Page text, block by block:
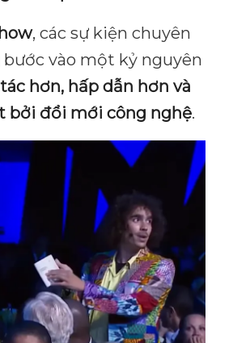
, các sự kiện chuyên
vào một kỷ nguyên
hơn, hấp dẫn hơn và
bởi đổi mới công nghệ.